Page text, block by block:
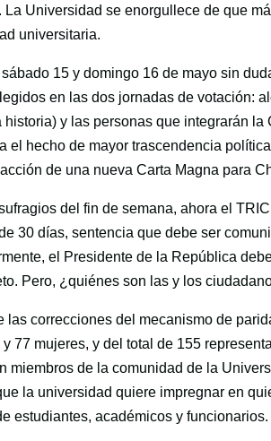
La Universidad se enorgullece de que
universitaria.
sábado 15 y domingo 16 de mayo sin
en las dos jornadas de votación:
historia) y las personas que integrarán
el hecho de mayor trascendencia
de una nueva Carta Magna para
del fin de semana, ahora el
30 días, sentencia que debe ser
el Presidente de la República
Pero, ¿quiénes son las y los
las correcciones del mecanismo de
y 77 mujeres, y del total de 155
miembros de la comunidad de la
la universidad quiere impregnar en
estudiantes, académicos y funcionarios.